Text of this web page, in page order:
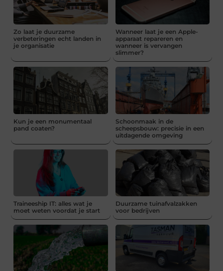
Zo laat je duurzame
verbeteringen echt landen in
je organisatie
Wanneer laat je een Apple-
apparaat repareren en
wanneer is vervangen
slimmer?
Kun je een monumentaal
pand coaten?
Schoonmaak in de
scheepsbouw: precisie in een
uitdagende omgeving
Traineeship IT: alles wat je
moet weten voordat je start
Duurzame tuinafvalzakken
voor bedrijven